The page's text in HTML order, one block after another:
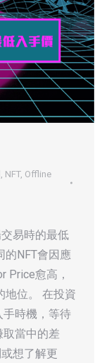
, NFT, Offline
易時的最低
的NFT會因應
Price愈高，
地位。 在投資
手時機，等待
當中的差
想了解更